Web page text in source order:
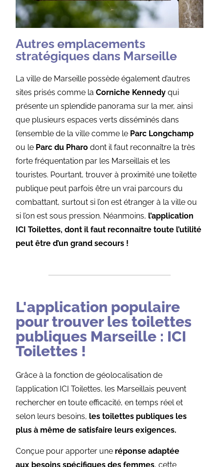
Autres emplacements
stratégiques dans Marseille
La ville de Marseille possède également d’autres
sites prisés comme laCorniche Kennedyqui
présente un splendide panorama sur la mer, ainsi
que plusieurs espaces verts disséminés dans
l’ensemble de la ville comme le Parc Longchamp
ou le Parc du Pharo dont il faut reconnaître la très
forte fréquentation par les Marseillais et les
touristes. Pourtant, trouver à proximité une toilette
publique peut parfois être un vrai parcours du
combattant, surtout si l’on est étranger à la ville ou
si l’on est sous pression. Néanmoins, l’application
ICI Toilettes, dont il faut reconnaître toute l’utilité
peut être d’un grand secours !
L'application populaire
pour trouver les toilettes
publiques Marseille : ICI
Toilettes !
Grâce à la fonction de géolocalisation de
l’application ICI Toilettes, les Marseillais peuvent
rechercher en toute efficacité, en temps réel et
selon leurs besoins, les toilettes publiques les
plus à même de satisfaire leurs exigences.
Conçue pour apporter une réponse adaptée
aux besoins spécifiques des femmes, cette